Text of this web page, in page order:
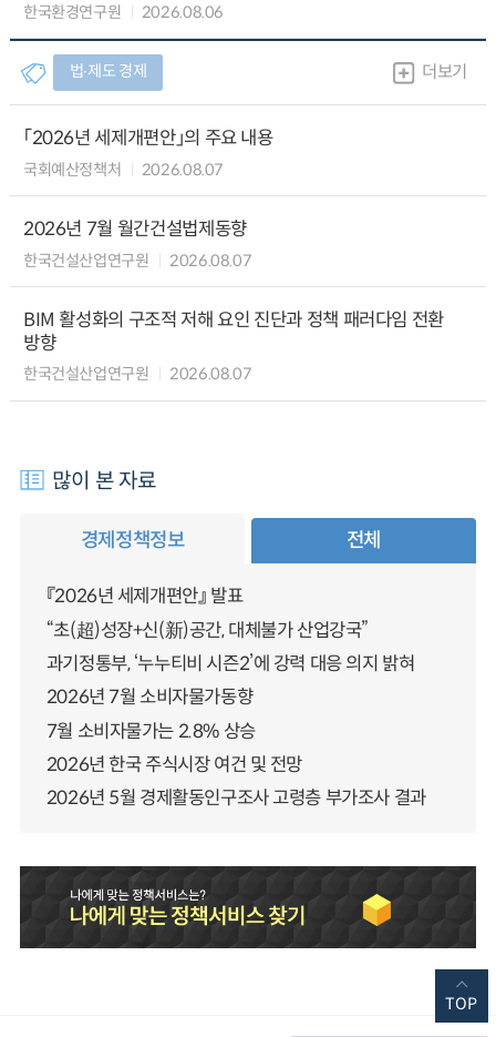
한국환경연구원 2026.08.06
법∙제도 경제 더보기
「2026년 세제개편안」의 주요 내용
국회예산정책처 2026.08.07
2026년 7월 월간건설법제동향
한국건설산업연구원 2026.08.07
BIM 활성화의 구조적 저해 요인 진단과 정책 패러다임 전환
방향
한국건설산업연구원 2026.08.07
많이 본 자료
경제정책정보 전체
『2026년 세제개편안』 발표
“초(超)성장+신(新)공간, 대체불가 산업강국”
과기정통부, ‘누누티비 시즌2’에 강력 대응 의지 밝혀
2026년 7월 소비자물가동향
7월 소비자물가는 2.8% 상승
2026년 한국 주식시장 여건 및 전망
2026년 5월 경제활동인구조사 고령층 부가조사 결과
TOP